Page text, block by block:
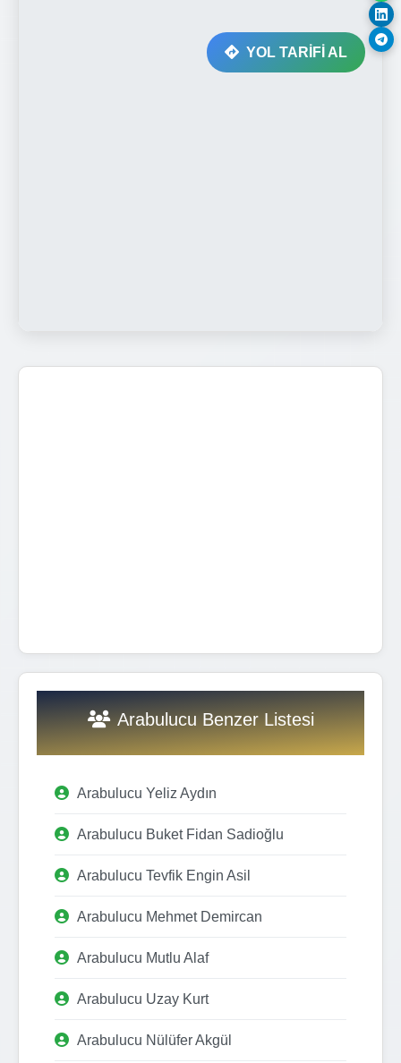
YOL TARİFİ AL
Arabulucu Benzer Listesi
Arabulucu Yeliz Aydın
Arabulucu Buket Fidan Sadioğlu
Arabulucu Tevfik Engin Asil
Arabulucu Mehmet Demircan
Arabulucu Mutlu Alaf
Arabulucu Uzay Kurt
Arabulucu Nülüfer Akgül